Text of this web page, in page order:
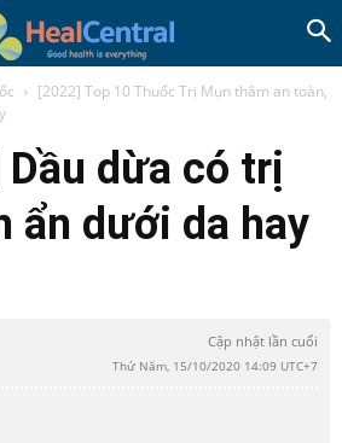
[2022] Top 10 Thuốc Trị Mụn thâm an toàn,
Dầu dừa có trị
ẩn dưới da hay
Cập nhật lần cuối
Thứ Năm, 15/10/2020 14:09 UTC+7